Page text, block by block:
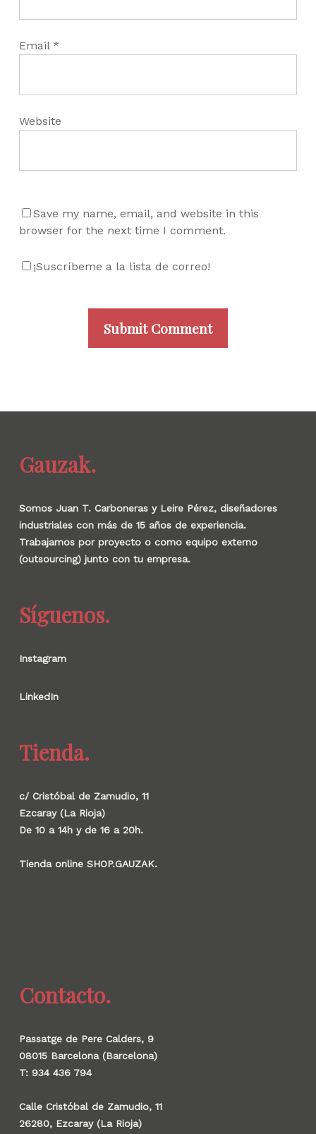
Email *
Website
Save my name, email, and website in this
browser for the next time I comment.
¡Suscríbeme a la lista de correo!
Gauzak.
Somos Juan T. Carboneras y Leire Pérez, diseñadores
industriales con más de 15 años de experiencia.
Trabajamos por proyecto o como equipo externo
(outsourcing) junto con tu empresa.
Síguenos.
Instagram
LinkedIn
Tienda.
c/ Cristóbal de Zamudio, 11
Ezcaray (La Rioja)
De 10 a 14h y de 16 a 20h.
Tienda online SHOP.GAUZAK.
Contacto.
Passatge de Pere Calders, 9
08015 Barcelona (Barcelona)
T: 934 436 794
Calle Cristóbal de Zamudio, 11
26280, Ezcaray (La Rioja)